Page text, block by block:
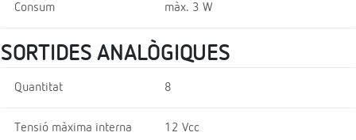
Consum màx. 3 W
SORTIDES ANALÒGIQUES
Quantitat 8
Tensió màxima interna 12 Vcc